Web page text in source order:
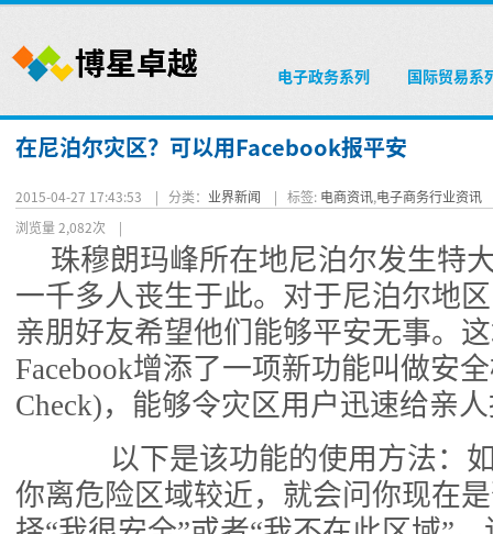
电子政务系列 国际贸易系
在尼泊尔灾区？可以用Facebook报平安
2015-04-27 17:43:53 | 分类： 业界新闻 | 标签: 电商资讯,电子商务行业资讯
浏览量 2,082次 |
珠穆朗玛峰所在地尼泊尔发生特
一千多人丧生于此。对于尼泊尔地
亲朋好友希望他们能够平安无事。
Facebook增添了一项新功能叫做安
Check)，能够令灾区用户迅速给亲
以下是该功能的使用方法：如
你离危险区域较近，就会问你现在